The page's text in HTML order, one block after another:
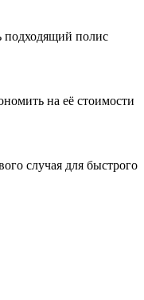
подходящий полис
на её стоимости
случая для быстрого